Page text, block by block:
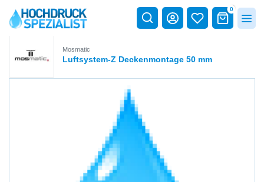
0
Mosmatic
Luftsystem-Z Deckenmontage 50 mm